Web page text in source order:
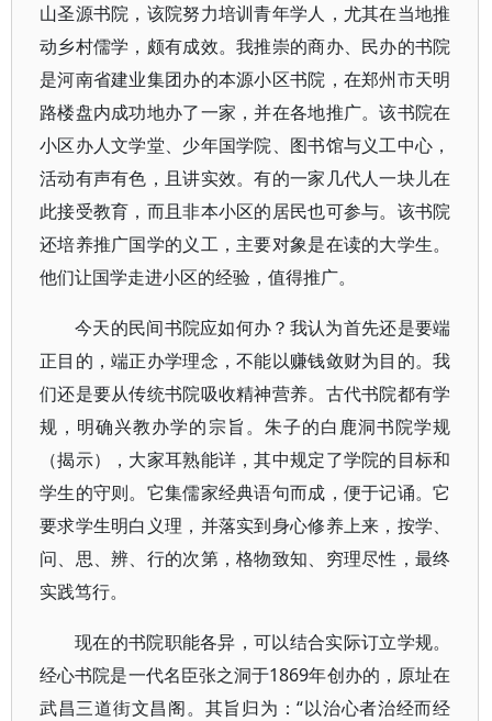
山圣源书院，该院努力培训青年学人，尤其在当地推
动乡村儒学，颇有成效。我推崇的商办、民办的书院
是河南省建业集团办的本源小区书院，在郑州市天明
路楼盘内成功地办了一家，并在各地推广。该书院在
小区办人文学堂、少年国学院、图书馆与义工中心，
活动有声有色，且讲实效。有的一家几代人一块儿在
此接受教育，而且非本小区的居民也可参与。该书院
还培养推广国学的义工，主要对象是在读的大学生。
他们让国学走进小区的经验，值得推广。
今天的民间书院应如何办？我认为首先还是要端
正目的，端正办学理念，不能以赚钱敛财为目的。我
们还是要从传统书院吸收精神营养。古代书院都有学
规，明确兴教办学的宗旨。朱子的白鹿洞书院学规
（揭示），大家耳熟能详，其中规定了学院的目标和
学生的守则。它集儒家经典语句而成，便于记诵。它
要求学生明白义理，并落实到身心修养上来，按学、
问、思、辨、行的次第，格物致知、穷理尽性，最终
实践笃行。
现在的书院职能各异，可以结合实际订立学规。
经心书院是一代名臣张之洞于1869年创办的，原址在
武昌三道街文昌阁。其旨归为：“以治心者治经而经